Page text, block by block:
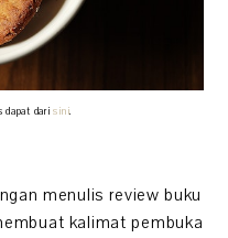
dapat darisini.
menulis review buku
kalimat pembuka